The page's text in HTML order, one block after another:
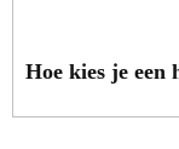
Hoe kies je een